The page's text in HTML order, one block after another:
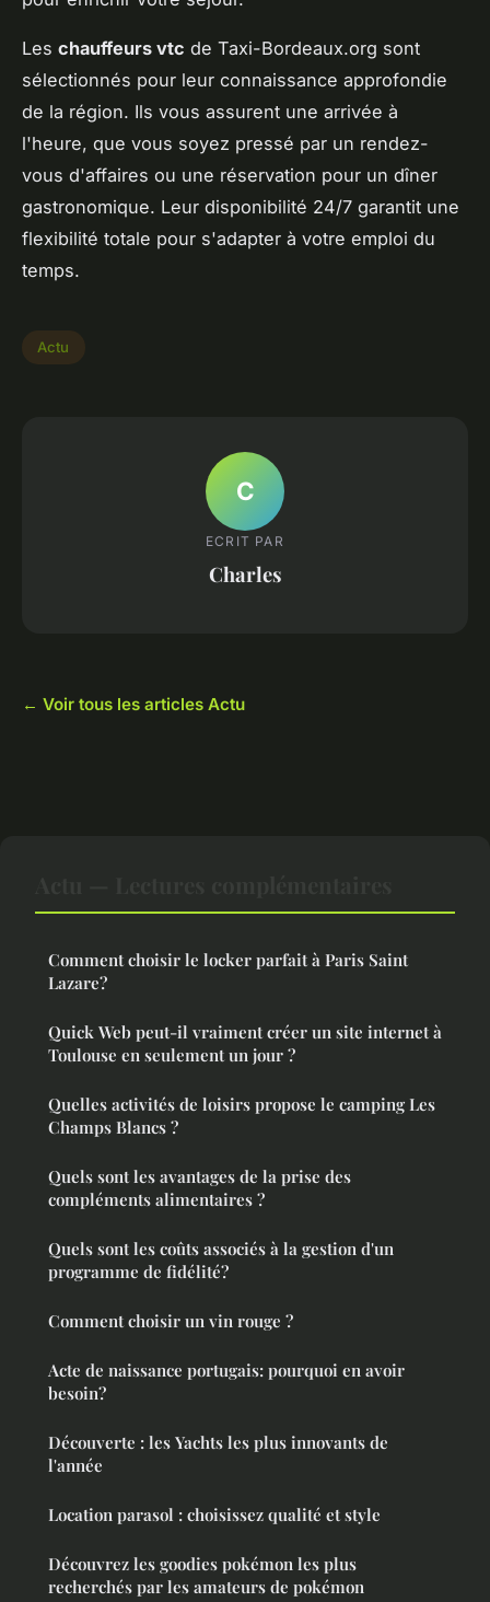
Les chauffeurs vtc de Taxi-Bordeaux.org sont
sélectionnés pour leur connaissance approfondie
de la région. Ils vous assurent une arrivée à
l'heure, que vous soyez pressé par un rendez-
vous d'affaires ou une réservation pour un dîner
gastronomique. Leur disponibilité 24/7 garantit une
flexibilité totale pour s'adapter à votre emploi du
temps.
Actu
C
ECRIT PAR
Charles
← Voir tous les articles Actu
Comment choisir le locker parfait à Paris Saint
Lazare?
Quick Web peut-il vraiment créer un site internet à
Toulouse en seulement un jour ?
Quelles activités de loisirs propose le camping Les
Champs Blancs ?
Quels sont les avantages de la prise des
compléments alimentaires ?
Quels sont les coûts associés à la gestion d'un
programme de fidélité?
Comment choisir un vin rouge ?
Acte de naissance portugais: pourquoi en avoir
besoin?
Découverte : les Yachts les plus innovants de
l'année
Location parasol : choisissez qualité et style
Découvrez les goodies pokémon les plus
recherchés par les amateurs de pokémon